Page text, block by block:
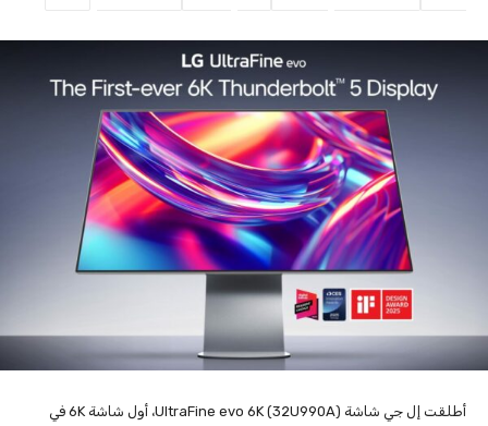
أطلقت إل جي شاشة UltraFine evo 6K (32U990A)، أول شاشة 6K في